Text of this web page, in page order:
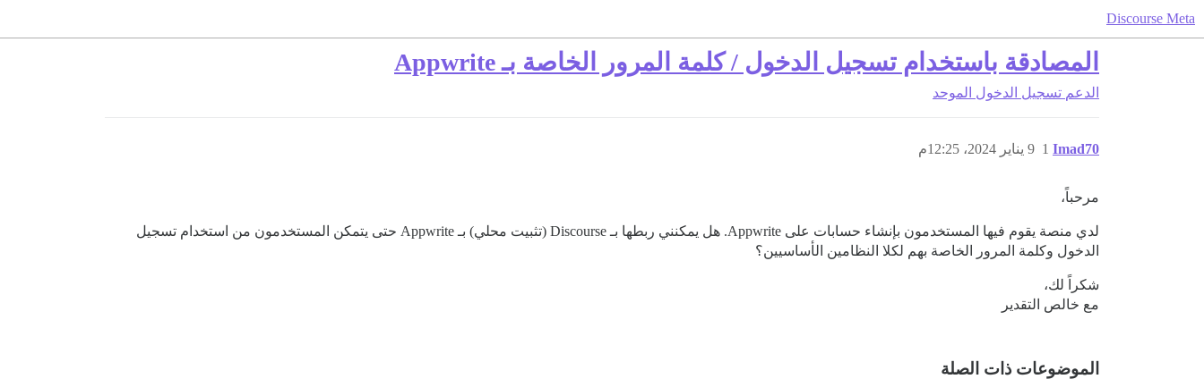
Discourse Meta
المصادقة باستخدام تسجيل الدخول / كلمة المرور الخاصة بـ Appwrite
الدعم تسجيل الدخول الموحد
Imad70 9 يناير 2024، 12:25م 1
مرحباً،
لدي منصة يقوم فيها المستخدمون بإنشاء حسابات على Appwrite. هل يمكنني ربطها بـ Discourse (تثبيت محلي) بـ Appwrite حتى يتمكن المستخدمون من استخدام تسجيل
الدخول وكلمة المرور الخاصة بهم لكلا النظامين الأساسيين؟
شكراً لك،
مع خالص التقدير
الموضوعات ذات الصلة